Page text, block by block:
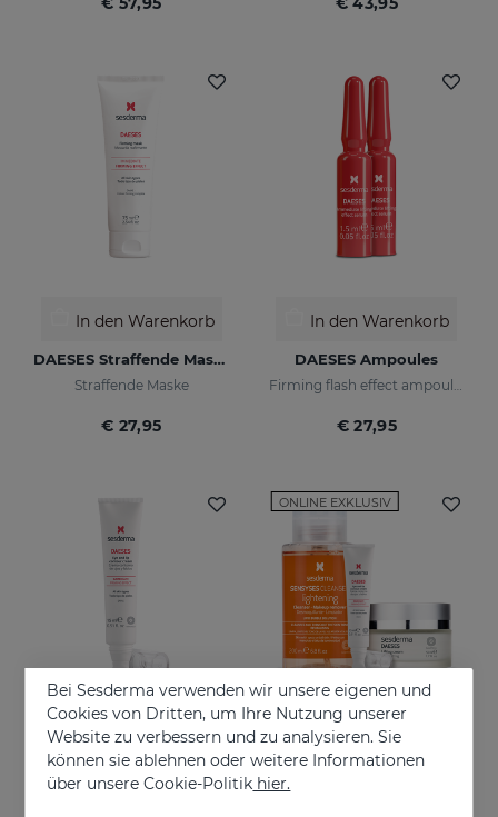
In den Warenkorb
DAESES Straffende Maske
Straffende Maske
€ 27,95
In den Warenkorb
DAESES Ampoules
Firming flash effect ampoules
€ 27,95
In den Warenkorb
DAESES Augen-Und Lippenkontur
ONLINE EXKLUSIV
In den Warenkorb
Bei Sesderma verwenden wir unsere eigenen und
Cookies von Dritten, um Ihre Nutzung unserer
Website zu verbessern und zu analysieren. Sie
können sie ablehnen oder weitere Informationen
über unsere Cookie-Politik hier.